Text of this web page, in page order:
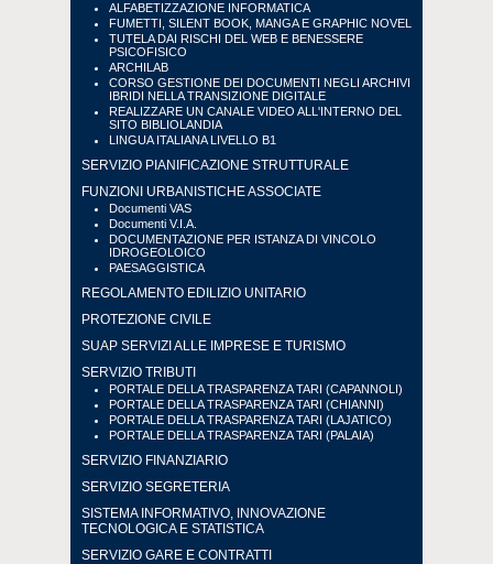
ALFABETIZZAZIONE INFORMATICA
FUMETTI, SILENT BOOK, MANGA E GRAPHIC NOVEL
TUTELA DAI RISCHI DEL WEB E BENESSERE
PSICOFISICO
ARCHILAB
CORSO GESTIONE DEI DOCUMENTI NEGLI ARCHIVI
IBRIDI NELLA TRANSIZIONE DIGITALE
REALIZZARE UN CANALE VIDEO ALL'INTERNO DEL
SITO BIBLIOLANDIA
LINGUA ITALIANA LIVELLO B1
SERVIZIO PIANIFICAZIONE STRUTTURALE
FUNZIONI URBANISTICHE ASSOCIATE
Documenti VAS
Documenti V.I.A.
DOCUMENTAZIONE PER ISTANZA DI VINCOLO
IDROGEOLOICO
PAESAGGISTICA
REGOLAMENTO EDILIZIO UNITARIO
PROTEZIONE CIVILE
SUAP SERVIZI ALLE IMPRESE E TURISMO
SERVIZIO TRIBUTI
PORTALE DELLA TRASPARENZA TARI (CAPANNOLI)
PORTALE DELLA TRASPARENZA TARI (CHIANNI)
PORTALE DELLA TRASPARENZA TARI (LAJATICO)
PORTALE DELLA TRASPARENZA TARI (PALAIA)
SERVIZIO FINANZIARIO
SERVIZIO SEGRETERIA
SISTEMA INFORMATIVO, INNOVAZIONE
TECNOLOGICA E STATISTICA
SERVIZIO GARE E CONTRATTI